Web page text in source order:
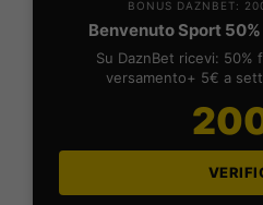
BONUS DAZNBET:
Benvenuto Sport
Su DaznBet ricevi: 50%
versamento+ 5€ a